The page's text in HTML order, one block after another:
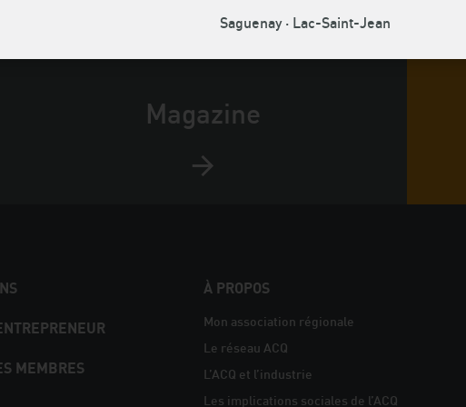
Magazine
MEMBRES
À PROPOS
Mon association régionale
Le réseau ACQ
L’ACQ et l’industrie
Les implications sociales de l’ACQ
Saguenay · Lac-Saint-Jean